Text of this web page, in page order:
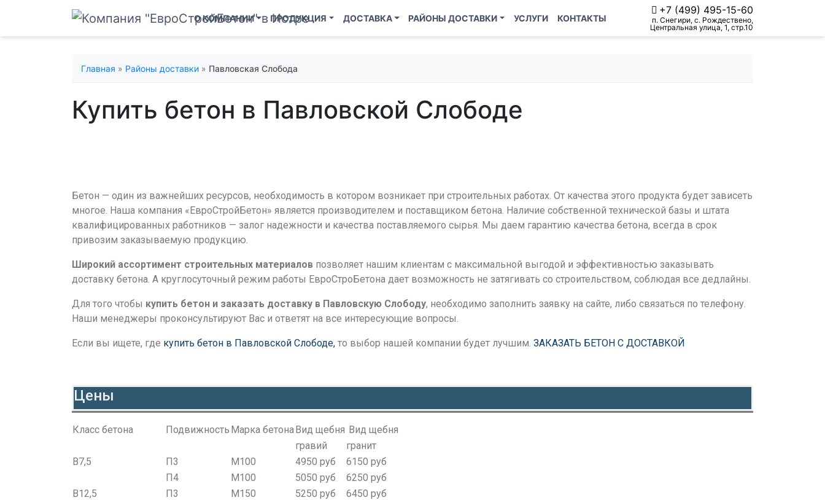
О КОМПАНИИ ПРОДУКЦИЯ ДОСТАВКА РАЙОНЫ ДОСТАВКИ УСЛУГИ КОНТАКТЫ
+7 (499) 495-15-60
п. Снегири, с. Рождествено,
Центральная улица, 1, стр.10
Главная » Районы доставки » Павловская Слобода
Купить бетон в Павловской Слободе
Бетон — один из важнейших ресурсов, необходимость в котором возникает при строительных работах. От качества этого продукта будет зависеть
многое. Наша компания «ЕвроСтройБетон» является производителем и поставщиком бетона. Наличие собственной технической базы и штата
квалифицированных работников — залог надежности и качества поставляемого сырья. Мы даем гарантию качества бетона, всегда в срок
привозим заказываемую продукцию.
Широкий ассортимент строительных материалов позволяет нашим клиентам с максимальной выгодой и эффективностью заказывать
доставку бетона. А круглосуточный режим работы ЕвроСтроБетона дает возможность не затягивать со строительством, соблюдая все дедлайны.
Для того чтобы купить бетон и заказать доставку в Павловскую Слободу, необходимо заполнить заявку на сайте, либо связаться по телефону.
Наши менеджеры проконсультируют Вас и ответят на все интересующие вопросы.
Если вы ищете, где купить бетон в Павловской Слободе, то выбор нашей компании будет лучшим. ЗАКАЗАТЬ БЕТОН С ДОСТАВКОЙ
Цены
Класс бетона Подвижность Марка бетонаВид щебня Вид щебня
гравий
гранит
B7,5
П3 М100 4950 руб
6150 руб
П4
М100 5050 руб
6250 руб
В12,5
П3 М150 5250 руб
6450 руб